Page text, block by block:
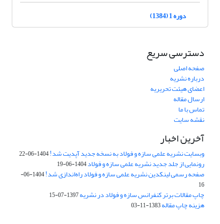
دوره 1 (1384)
دسترسی سریع
صفحه اصلی
درباره نشریه
اعضای هیئت تحریریه
ارسال مقاله
تماس با ما
نقشه سایت
آخرین اخبار
وبسایت نشریه علمی سازه و فولاد به نسخه جدید آپدیت شد!1404-06-22
رونمایی از جلد جدید نشریه علمی سازه و فولاد1404-06-19
صفحه رسمی لینکدین نشریه علمی سازه و فولاد راه‌اندازی شد!
1404-06-
16
چاپ مقالات برتر کنفرانس سازه و فولاد در نشریه1397-07-15
هزینه چاپ مقاله1383-11-03